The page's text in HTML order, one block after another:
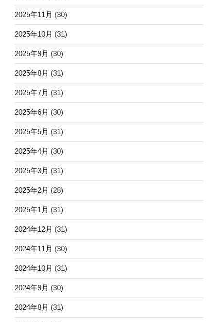
2025年11月 (30)
2025年10月 (31)
2025年9月 (30)
2025年8月 (31)
2025年7月 (31)
2025年6月 (30)
2025年5月 (31)
2025年4月 (30)
2025年3月 (31)
2025年2月 (28)
2025年1月 (31)
2024年12月 (31)
2024年11月 (30)
2024年10月 (31)
2024年9月 (30)
2024年8月 (31)